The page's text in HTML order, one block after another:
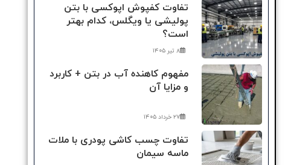
تفاوت کفپوش اپوکسی با بتن
پولیشی یا ویگلس، کدام بهتر
است؟
۸ تیر ۱۴۰۵
مفهوم کاهنده آب در بتن + کاربرد
و مزایا آن
۲۷ خرداد ۱۴۰۵
تفاوت چسب کاشی پودری با ملات
ماسه سیمان